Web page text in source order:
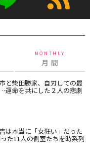
MONTHLY
月 間
と柴田勝家、自刃しての最
運命を共にした２人の悲劇
は本当に「女狂い」だった
た11人の側室たちを時系列